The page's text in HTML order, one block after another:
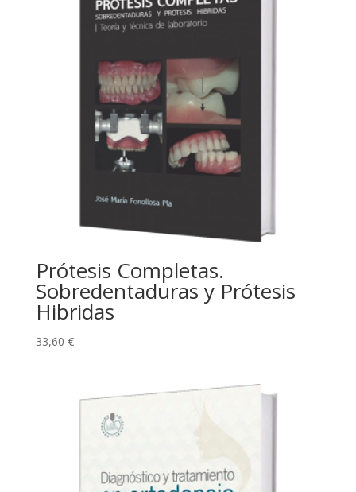
Prótesis Completas.
Sobredentaduras y Prótesis
Hibridas
33,60 €